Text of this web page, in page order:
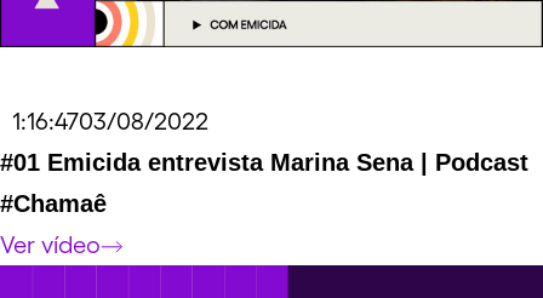
Duração do vídeo
1:16:47Data do vídeo
03/08/2022
Link externo para o vídeo
#01 Emicida entrevista Marina Sena | Podcast
#Chamaê
Ver vídeo